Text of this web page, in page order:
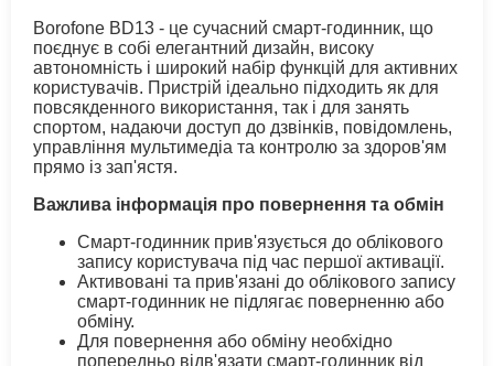
Borofone BD13 - це сучасний смарт-годинник, що
поєднує в собі елегантний дизайн, високу
автономність і широкий набір функцій для активних
користувачів. Пристрій ідеально підходить як для
повсякденного використання, так і для занять
спортом, надаючи доступ до дзвінків, повідомлень,
управління мультимедіа та контролю за здоров'ям
прямо із зап'ястя.
Важлива інформація про повернення та обмін
Смарт-годинник прив'язується до облікового
запису користувача під час першої активації.
Активовані та прив'язані до облікового запису
смарт-годинник не підлягає поверненню або
обміну.
Для повернення або обміну необхідно
попередньо відв'язати смарт-годинник від